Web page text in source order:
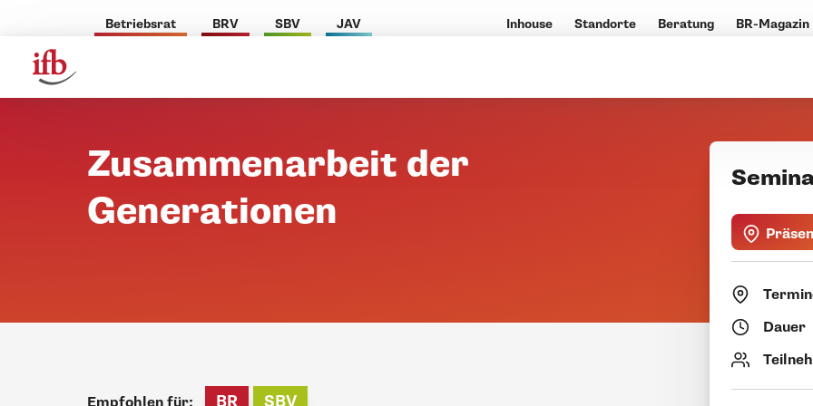
Betriebsrat BRV SBV JAV Inhouse Standorte Beratung BR-Magazin
Zusammenarbeit der
Generationen
Dauer
Empfohlen für: